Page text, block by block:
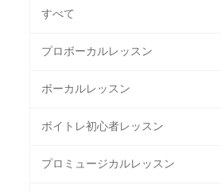
すべて
プロボーカルレッスン
ボーカルレッスン
ボイトレ初心者レッスン
プロミュージカルレッスン